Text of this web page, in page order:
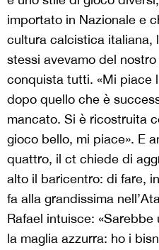
importato in Nazionale e
cultura calcistica italiana,
stessi avevamo del
conquista tutti. «Mi piace
dopo quello che è
mancato. Si è ricostruita
gioco bello, mi piace». E
quattro, il ct chiede di
alto il baricentro: di fare,
fa alla grandissima
Rafael intuisce:
la maglia azzurra: ho i